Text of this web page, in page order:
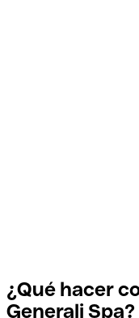
¿Qué hacer
Generali Spa?